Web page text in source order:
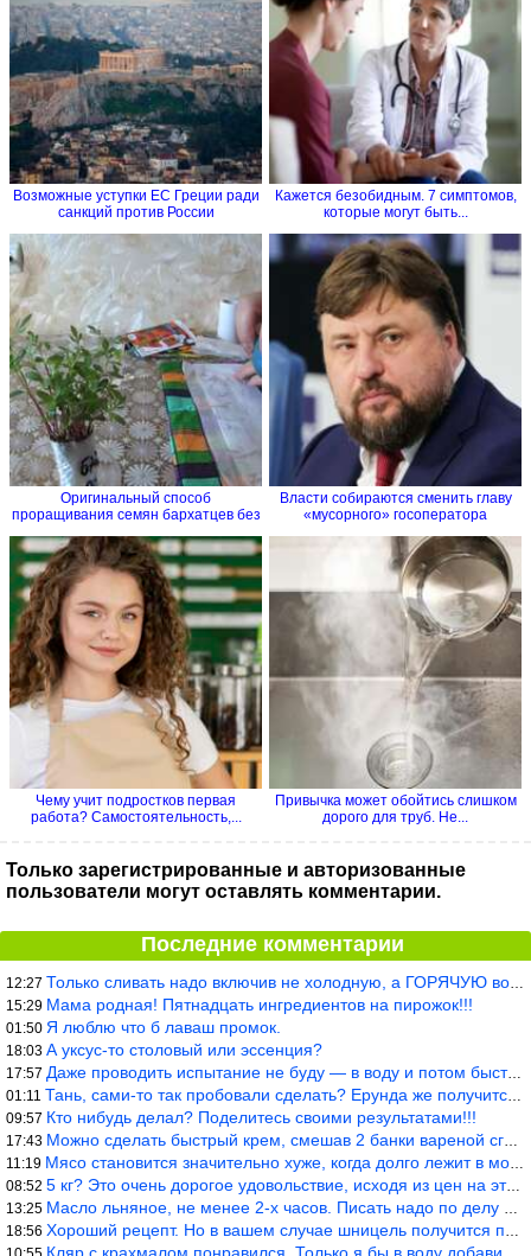
Возможные уступки ЕС Греции ради
санкций против России
Кажется безобидным. 7 симптомов,
которые могут быть...
Оригинальный способ
проращивания семян бархатцев без
Власти собираются cменить главу
«мусорного» госоператора
Чему учит подростков первая
работа? Самостоятельность,...
Привычка может обойтись слишком
дорого для труб. Не...
Только зарегистрированные и авторизованные
пользователи могут оставлять комментарии.
Последние комментарии
12:27 Только сливать надо включив не холодную, а ГОРЯЧУЮ воду. Трубы в
15:29 Мама родная! Пятнадцать ингредиентов на пирожок!!!
01:50 Я люблю что б лаваш промок.
18:03 А уксус-то столовый или эссенция?
17:57 Даже проводить испытание не буду — в воду и потом быстро в раска
01:11 Тань, сами-то так пробовали сделать? Ерунда же получится. Нет, с
09:57 Кто нибудь делал? Поделитесь своими результатами!!!
17:43 Можно сделать быстрый крем, смешав 2 банки вареной сгущенки со с
11:19 Мясо становится значительно хуже, когда долго лежит в морозилке
08:52 5 кг? Это очень дорогое удовольствие, исходя из цен на эту ягоду
13:25 Масло льняное, не менее 2-х часов. Писать надо по делу и подробн
18:56 Хороший рецепт. Но в вашем случае шницель получится парено-варен